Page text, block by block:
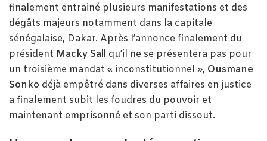
finalement entrainé plusieurs manifestations et des
dégâts majeurs notamment dans la capitale
sénégalaise, Dakar. Après l’annonce finalement du
président Macky Sall qu’il ne se présentera pas pour
un troisième mandat « inconstitutionnel », Ousmane
Sonko déjà empêtré dans diverses affaires en justice
a finalement subit les foudres du pouvoir et
maintenant emprisonné et son parti dissout.